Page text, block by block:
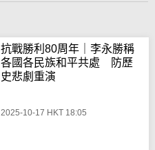
抗戰勝利80周年｜李永勝稱
各國各民族和平共處 防歷
史悲劇重演
2025-10-17 HKT 18:05